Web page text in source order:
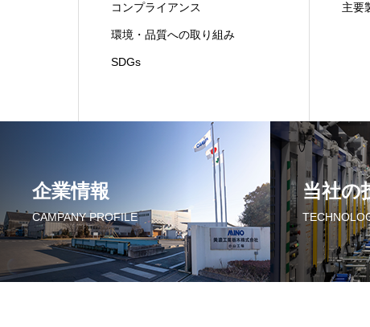
コンプライアンス
環境・品質への取り組み
SDGs
主要
企業情報
CAMPANY PROFILE
当社の